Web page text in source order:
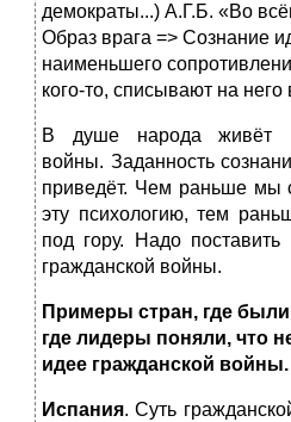
демократы...) А.Г.Б. «Во
Образ врага => Сознание
наименьшего
кого-то, списывают на
В душе народа живёт
войны. Заданность
приведёт. Чем раньше мы
эту психологию, тем
под гору. Надо поставить
гражданской войны.
Примеры стран, где
где лидеры поняли, что
идее гражданской войны.
Испания. Суть